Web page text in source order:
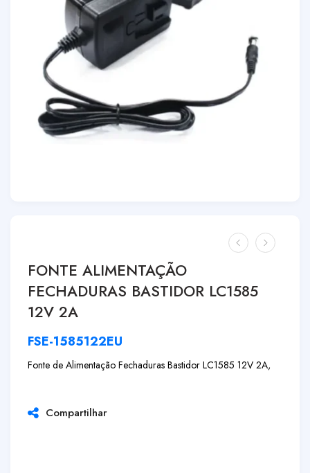
FONTE ALIMENTAÇÃO
FECHADURAS BASTIDOR LC1585
12V 2A
FSE-1585122EU
Fonte de Alimentação Fechaduras Bastidor LC1585 12V 2A,
Compartilhar